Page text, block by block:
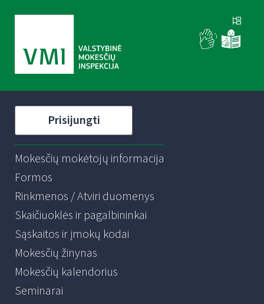
Prisijungti
Mokesčių mokėtojų informacija
Formos
Rinkmenos / Atviri duomenys
Skaičiuoklės ir pagalbininkai
Sąskaitos ir įmokų kodai
Mokesčių žinynas
Mokesčių kalendorius
Seminarai